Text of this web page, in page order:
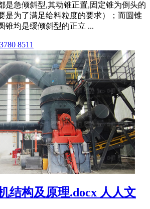
是急倾斜型,其动锥正置,固定锥为倒头的
是为了满足给料粒度的要求）；而圆锥
锥均是缓倾斜型的正立 ...
8511
结构及原理.docx 人人文